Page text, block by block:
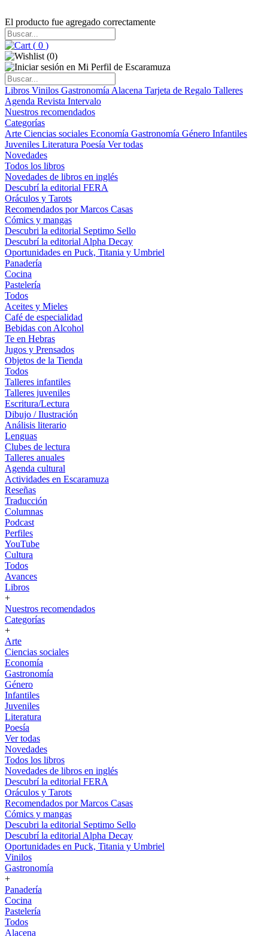
El producto fue agregado correctamente
( 0 )
(0)
Libros Vinilos Gastronomía Alacena Tarjeta de Regalo Talleres
Agenda Revista Intervalo
Nuestros recomendados
Categorías
Arte Ciencias sociales Economía Gastronomía Género Infantiles
Juveniles Literatura Poesía Ver todas
Novedades
Todos los libros
Novedades de libros en inglés
Descubrí la editorial FERA
Oráculos y Tarots
Recomendados por Marcos Casas
Cómics y mangas
Descubri la editorial Septimo Sello
Descubrí la editorial Alpha Decay
Oportunidades en Puck, Titania y Umbriel
Panadería
Cocina
Pastelería
Todos
Aceites y Mieles
Café de especialidad
Bebidas con Alcohol
Te en Hebras
Jugos y Prensados
Objetos de la Tienda
Todos
Talleres infantiles
Talleres juveniles
Escritura/Lectura
Dibujo / Ilustración
Análisis literario
Lenguas
Clubes de lectura
Talleres anuales
Agenda cultural
Actividades en Escaramuza
Reseñas
Traducción
Columnas
Podcast
Perfiles
YouTube
Cultura
Todos
Avances
Libros
+
Nuestros recomendados
Categorías
+
Arte
Ciencias sociales
Economía
Gastronomía
Género
Infantiles
Juveniles
Literatura
Poesía
Ver todas
Novedades
Todos los libros
Novedades de libros en inglés
Descubrí la editorial FERA
Oráculos y Tarots
Recomendados por Marcos Casas
Cómics y mangas
Descubri la editorial Septimo Sello
Descubrí la editorial Alpha Decay
Oportunidades en Puck, Titania y Umbriel
Vinilos
Gastronomía
+
Panadería
Cocina
Pastelería
Todos
Alacena